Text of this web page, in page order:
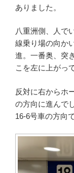
ありました。
八重洲側、人で
線乗り場の向か
進。一番奥、突
こを左に上がっ
反対に右からホ
の方向に進んで
16-6号車の方向で